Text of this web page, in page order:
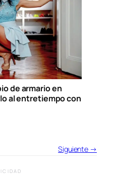
de armario en
al entretiempo con
Siguiente →